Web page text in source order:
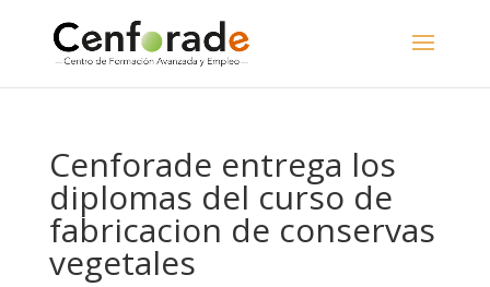
Cenforade entrega los
diplomas del curso de
fabricacion de conservas
vegetales